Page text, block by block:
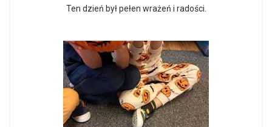
Ten dzień był pełen wrażeń i radości.